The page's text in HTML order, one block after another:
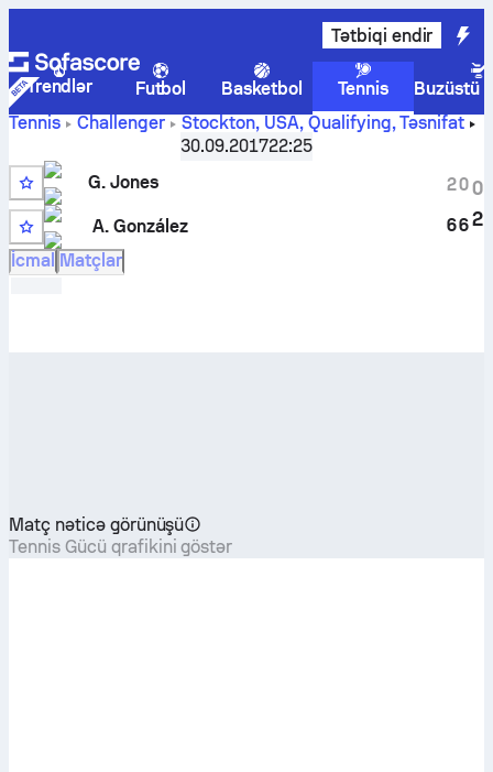
Tətbiqi endir
Trendlər Futbol Basketbol Tennis
Buzüstü
Tennis
Challenger Stockton, USA, Qualifying,Təsnifat
A. Gonzálezcanlı hesabı və başabaş
mübarizə nəticələri
30.09.201722:25
G. Jones
6
A. González
2
6
0
6
0
2
İcmal Matçlar
Matç nəticə görünüşü
Tennis Gücü qrafikini göstər